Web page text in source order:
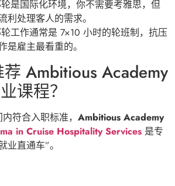
是国际化环境，你不需要考雅思，但
利处理客人的需求。
工作通常是 7×10 小时的轮班制，抗压
是雇主最看重的。
Ambitious Academy
课程？
符合入职标准， Ambitious Academy
in Cruise Hospitality Services 是专
业直通车”。